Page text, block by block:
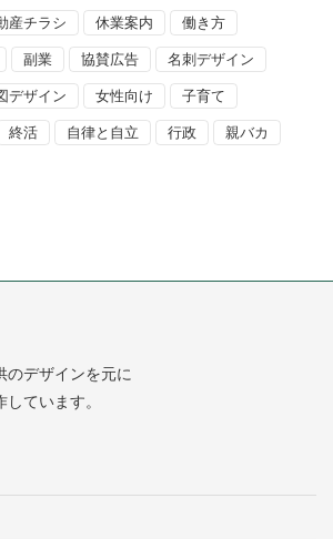
産チラシ 休業案内 働き方
副業 協賛広告 名刺デザイン
デザイン 女性向け 子育て
終活 自律と自立 行政 親バカ
のデザインを元に
しています。